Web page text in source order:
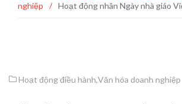
nghiệp
/ Hoạt động nhân Ngày nhà giáo
Hoạt động điều hành,Văn hóa doanh nghiệp